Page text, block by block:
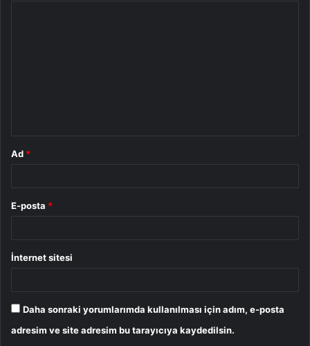
Ad *
E-posta *
İnternet sitesi
Daha sonraki yorumlarımda kullanılması için adım, e-posta
adresim ve site adresim bu tarayıcıya kaydedilsin.